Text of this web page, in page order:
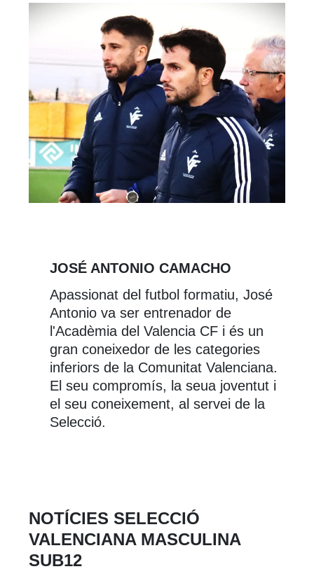
JOSÉ ANTONIO CAMACHO
Apassionat del futbol formatiu, José
Antonio va ser entrenador de
l'Acadèmia del Valencia CF i és un
gran coneixedor de les categories
inferiors de la Comunitat Valenciana.
El seu compromís, la seua joventut i
el seu coneixement, al servei de la
Selecció.
NOTÍCIES SELECCIÓ
VALENCIANA MASCULINA
SUB12